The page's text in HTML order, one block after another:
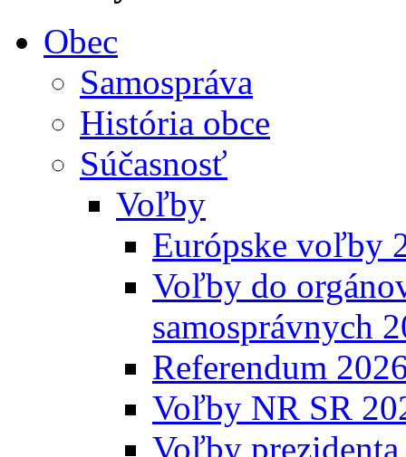
Obec
Samospráva
História obce
Súčasnosť
Voľby
Európske voľby
Voľby do
samosprávnych
Referendum
Voľby NR SR
Voľby